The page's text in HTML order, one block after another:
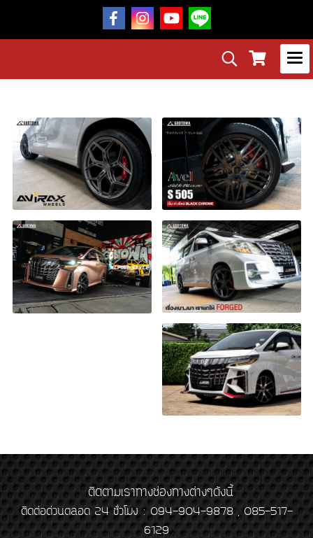
ติดตามเราทางช่องทางต่างๆดังนี้
ติดต่อด่วนตลอด 24 ชั่วโมง : 094-904-9878 , 085-517-
6129